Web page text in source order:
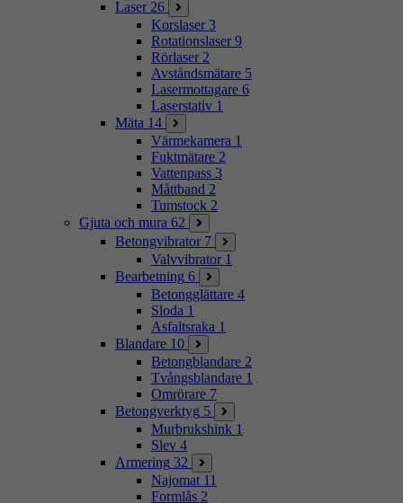
Laser 26
Korslaser 3
Rotationslaser 9
Rörlaser 2
Avståndsmätare 5
Lasermottagare 6
Laserstativ 1
Mäta 14
Värmekamera 1
Fuktmätare 2
Vattenpass 3
Måttband 2
Tumstock 2
Gjuta och mura 62
Betongvibrator 7
Valvvibrator 1
Bearbetning 6
Betongglättare 4
Sloda 1
Asfaltsraka 1
Blandare 10
Betongblandare 2
Tvångsblandare 1
Omrörare 7
Betongverktyg 5
Murbrukshink 1
Slev 4
Armering 32
Najomat 11
Formlås 2